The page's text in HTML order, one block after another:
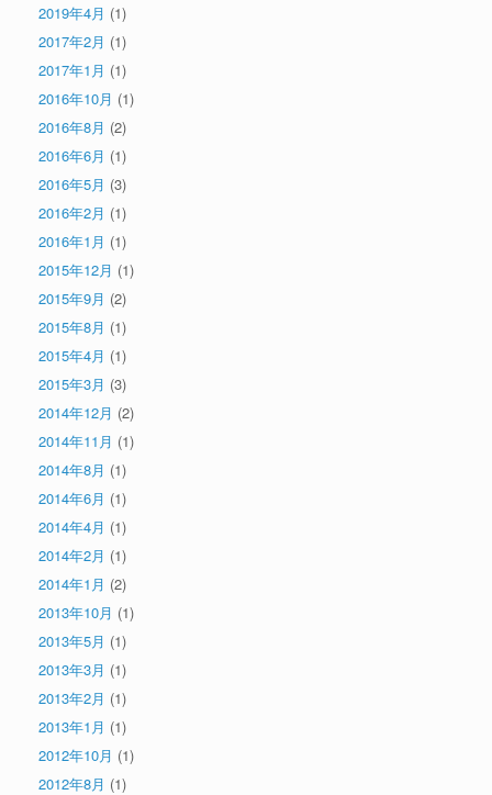
2019年4月 (1)
2017年2月 (1)
2017年1月 (1)
2016年10月 (1)
2016年8月 (2)
2016年6月 (1)
2016年5月 (3)
2016年2月 (1)
2016年1月 (1)
2015年12月 (1)
2015年9月 (2)
2015年8月 (1)
2015年4月 (1)
2015年3月 (3)
2014年12月 (2)
2014年11月 (1)
2014年8月 (1)
2014年6月 (1)
2014年4月 (1)
2014年2月 (1)
2014年1月 (2)
2013年10月 (1)
2013年5月 (1)
2013年3月 (1)
2013年2月 (1)
2013年1月 (1)
2012年10月 (1)
2012年8月 (1)